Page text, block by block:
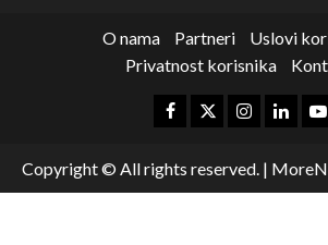
O nama Partneri
Uslovi
Privatnost korisnika
Copyright © All rights reserved. |